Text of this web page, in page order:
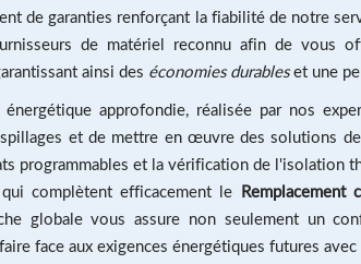
de garanties renforçant la fiabilité de notre
de matériel reconnu afin de vous
ainsi des économies durableset une
énergétique approfondie, réalisée par nos
et de mettre en œuvre des solutions
programmables et la vérification de l'isolation
complètent efficacement le Remplacement
globale vous assure non seulement un
face aux exigences énergétiques futures